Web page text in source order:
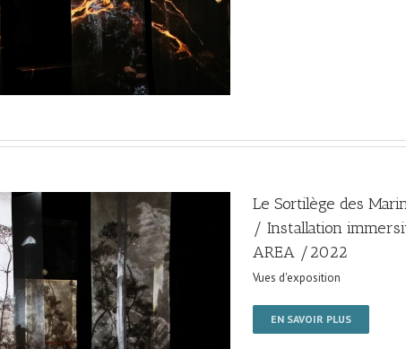
Le Sortilège des
/ Installation
AREA /2022
Vues d'exposition
EN SAVOIR PLUS